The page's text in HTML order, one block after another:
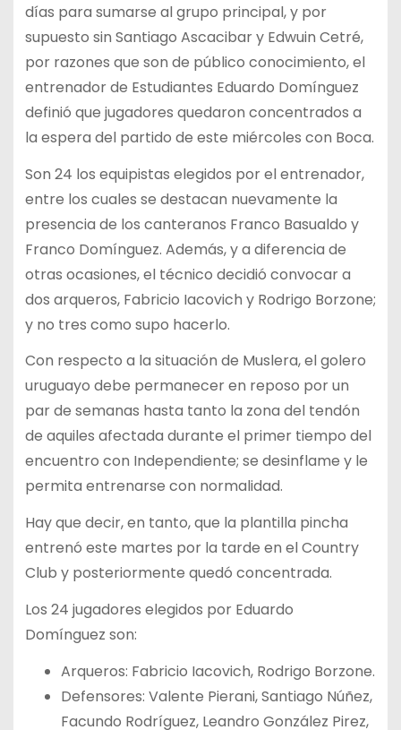
días para sumarse al grupo principal, y por
supuesto sin Santiago Ascacibar y Edwuin Cetré,
por razones que son de público conocimiento, el
entrenador de Estudiantes Eduardo Domínguez
definió que jugadores quedaron concentrados a
la espera del partido de este miércoles con Boca.
Son 24 los equipistas elegidos por el entrenador,
entre los cuales se destacan nuevamente la
presencia de los canteranos Franco Basualdo y
Franco Domínguez. Además, y a diferencia de
otras ocasiones, el técnico decidió convocar a
dos arqueros, Fabricio Iacovich y Rodrigo Borzone;
y no tres como supo hacerlo.
Con respecto a la situación de Muslera, el golero
uruguayo debe permanecer en reposo por un
par de semanas hasta tanto la zona del tendón
de aquiles afectada durante el primer tiempo del
encuentro con Independiente; se desinflame y le
permita entrenarse con normalidad.
Hay que decir, en tanto, que la plantilla pincha
entrenó este martes por la tarde en el Country
Club y posteriormente quedó concentrada.
Los 24 jugadores elegidos por Eduardo
Domínguez son:
Arqueros: Fabricio Iacovich, Rodrigo Borzone.
Defensores: Valente Pierani, Santiago Núñez,
Facundo Rodríguez, Leandro González Pirez,